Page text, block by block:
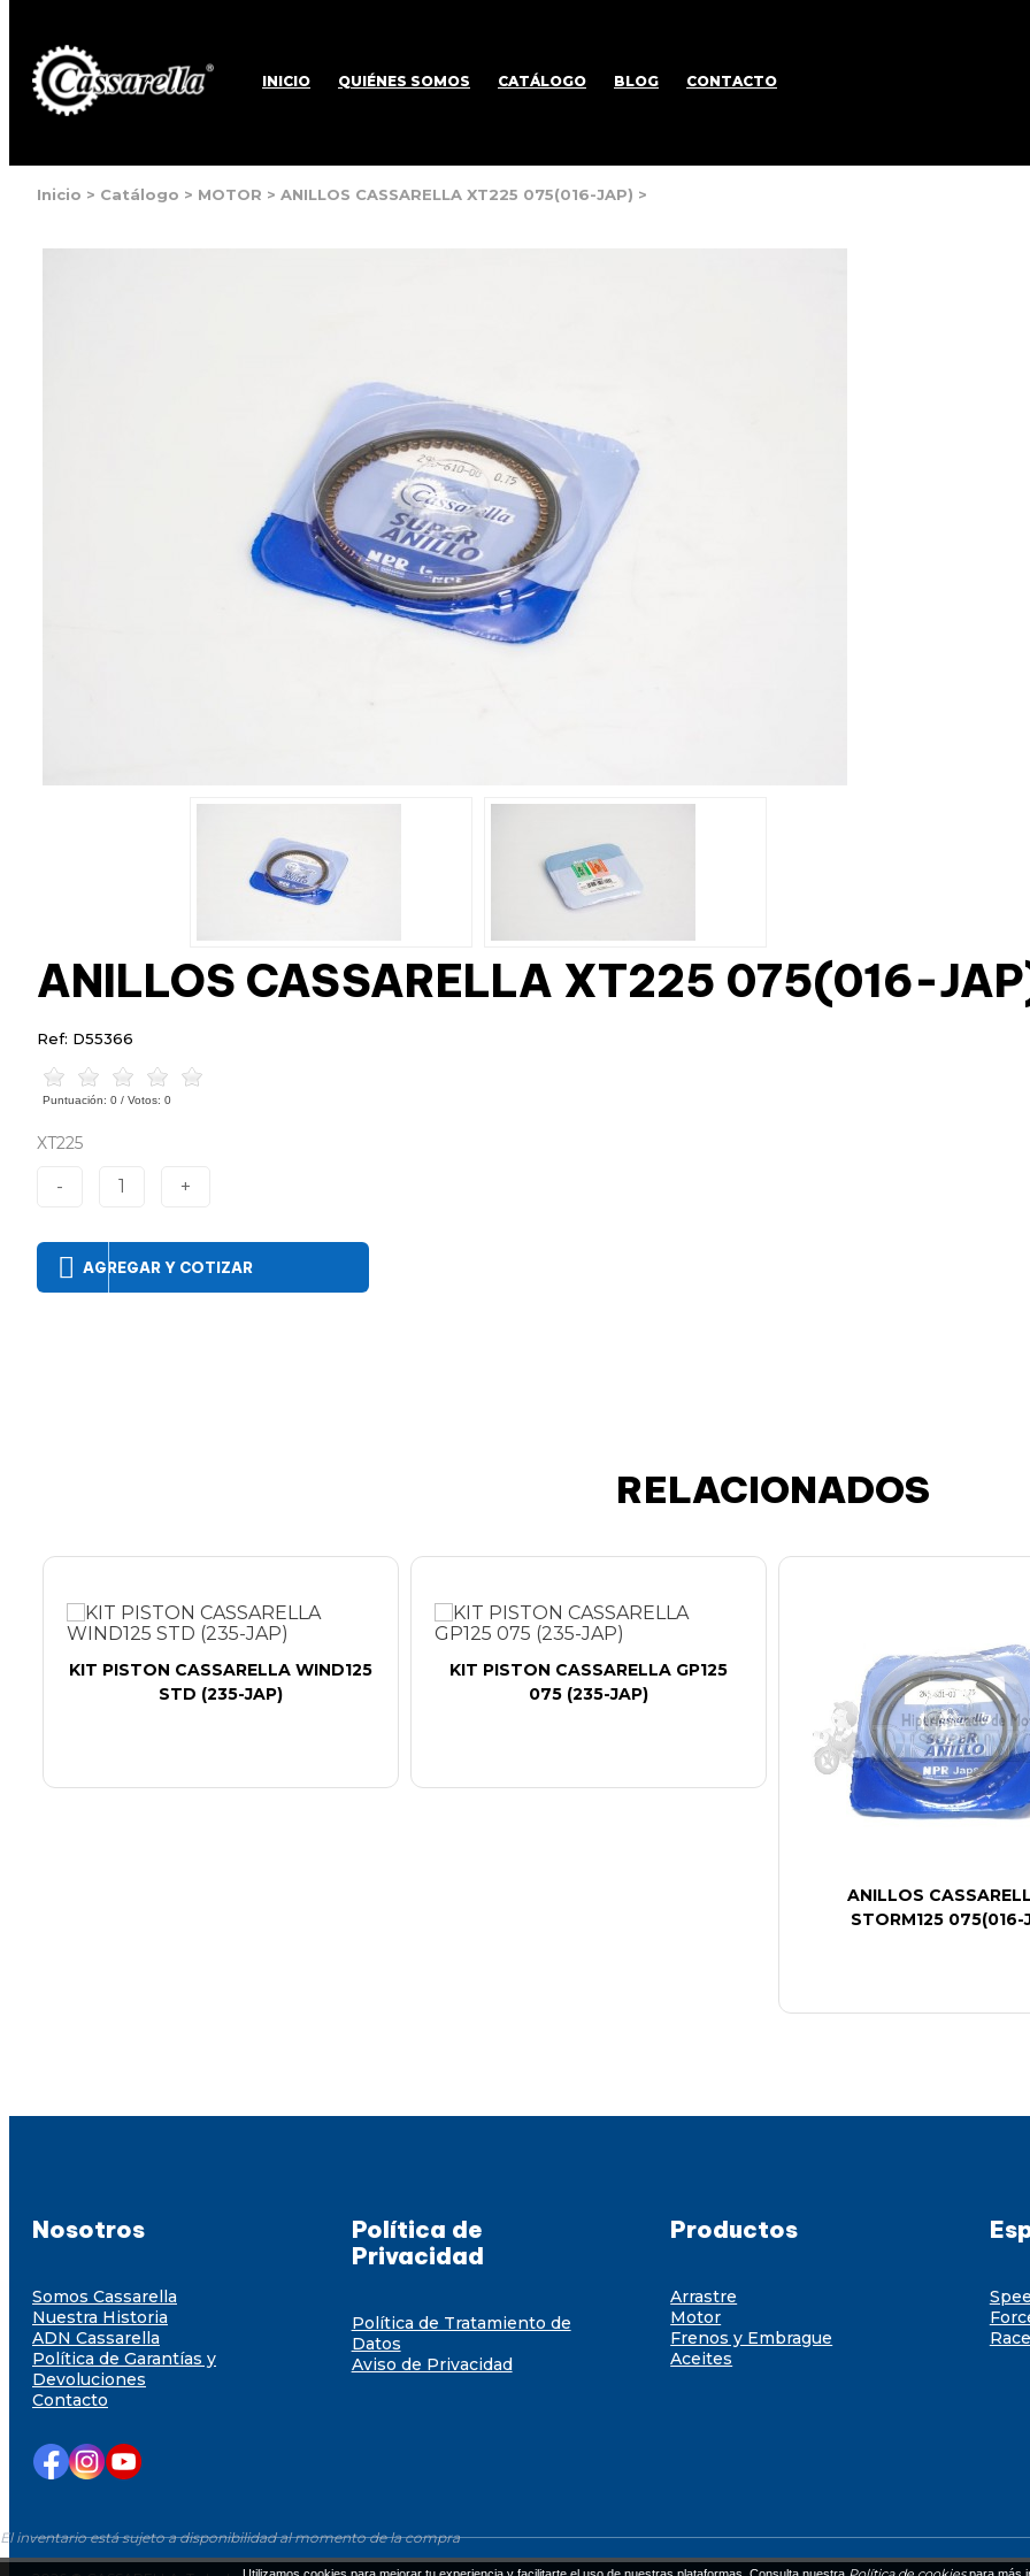
INICIO QUIÉNES SOMOS CATÁLOGO BLOG CONTACTO
Inicio > Catálogo > MOTOR > ANILLOS CASSARELLA XT225 075(016-JAP) >
ANILLOS CASSARELLA XT225 075(016-
Ref: D55366
Puntuación: 0 / Votos: 0
XT225
- 1 +
AGREGAR Y COTIZAR
El inventario está sujeto a disponibilidad al momento de la compra
RELACIONADOS
KIT PISTON CASSARELLA WIND125
STD (235-JAP)
KIT PISTON CASSARELLA GP125
075 (235-JAP)
ANILLOS
STORM125 075(016-
Nosotros
Somos Cassarella
Nuestra Historia
ADN Cassarella
Política de Garantías y
Devoluciones
Contacto
Política de
Privacidad
Política de Tratamiento de
Datos
Aviso de Privacidad
Productos
Arrastre
Motor
Frenos y Embrague
Aceites